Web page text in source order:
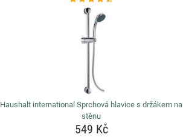
Haushalt international Sprchová hlavice s držákem na
stěnu
549 Kč